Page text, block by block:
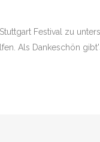
Festival zu
Als Dankeschön